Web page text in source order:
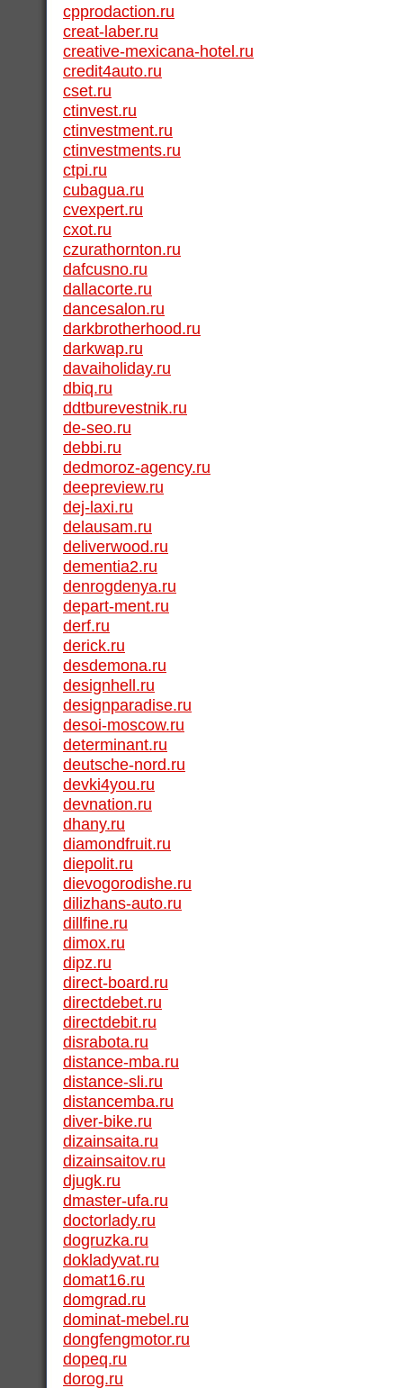
cpprodaction.ru
creat-laber.ru
creative-mexicana-hotel.ru
credit4auto.ru
cset.ru
ctinvest.ru
ctinvestment.ru
ctinvestments.ru
ctpi.ru
cubagua.ru
cvexpert.ru
cxot.ru
czurathornton.ru
dafcusno.ru
dallacorte.ru
dancesalon.ru
darkbrotherhood.ru
darkwap.ru
davaiholiday.ru
dbiq.ru
ddtburevestnik.ru
de-seo.ru
debbi.ru
dedmoroz-agency.ru
deepreview.ru
dej-laxi.ru
delausam.ru
deliverwood.ru
dementia2.ru
denrogdenya.ru
depart-ment.ru
derf.ru
derick.ru
desdemona.ru
designhell.ru
designparadise.ru
desoi-moscow.ru
determinant.ru
deutsche-nord.ru
devki4you.ru
devnation.ru
dhany.ru
diamondfruit.ru
diepolit.ru
dievogorodishe.ru
dilizhans-auto.ru
dillfine.ru
dimox.ru
dipz.ru
direct-board.ru
directdebet.ru
directdebit.ru
disrabota.ru
distance-mba.ru
distance-sli.ru
distancemba.ru
diver-bike.ru
dizainsaita.ru
dizainsaitov.ru
djugk.ru
dmaster-ufa.ru
doctorlady.ru
dogruzka.ru
dokladyvat.ru
domat16.ru
domgrad.ru
dominat-mebel.ru
dongfengmotor.ru
dopeq.ru
dorog.ru